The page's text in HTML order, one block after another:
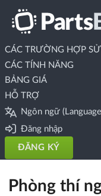
CÁC TRƯỜNG HỢP
CÁC TÍNH NĂNG
BẢNG GIÁ
HỖ TRỢ
Ngôn ngữ
Đăng nhập
ĐĂNG KÝ
Phòng thí